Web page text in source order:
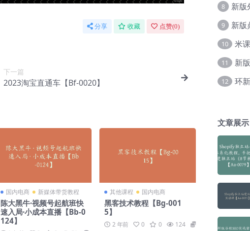
分享 收藏 点赞(0)
下一篇
2023淘宝直通车【Bf-0020】
国内电商 新媒体带货教程
陈大黑牛·视频号起航班快
速入局·小成本直播【Bb-0
124】
其他课程 国内电商
黑客技术教程【Bg-001
5】
2 年前 0 0 124
8
9
10
11
12
文章展示